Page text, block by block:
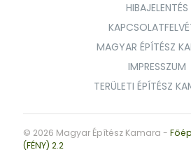
HIBAJELENTÉS
MAGYAR ÉPÍTÉSZ
IMPRESSZUM
TERÜLETI ÉPÍTÉSZ
© 2026 Magyar Építész Kamara -
(FÉNY) 2.2